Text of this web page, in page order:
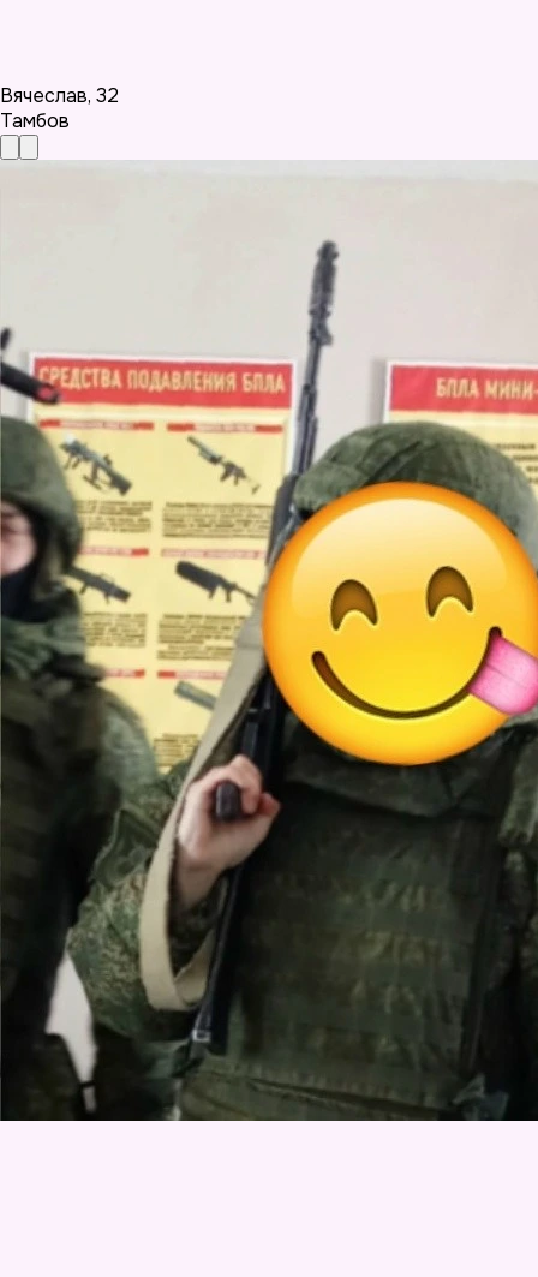
Вячеслав, 32
Тамбов